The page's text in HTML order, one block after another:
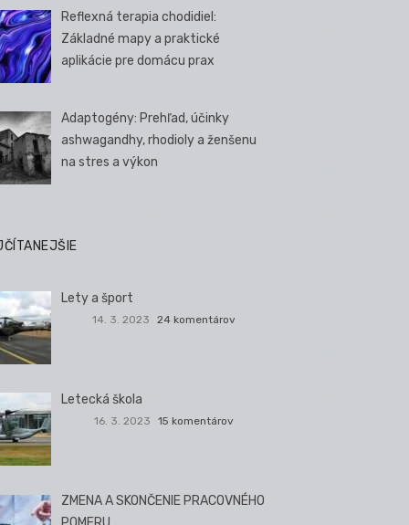
Reflexná terapia chodidiel:
Základné mapy a praktické
aplikácie pre domácu prax
Adaptogény: Prehľad, účinky
ashwagandhy, rhodioly a ženšenu
na stres a výkon
Lety a šport
14. 3. 2023 24 komentárov
Letecká škola
16. 3. 2023 15 komentárov
ZMENA A SKONČENIE PRACOVNÉHO